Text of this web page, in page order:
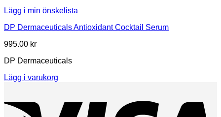
Lägg i min önskelista
DP Dermaceuticals Antioxidant Cocktail Serum
995.00 kr
DP Dermaceuticals
Lägg i varukorg